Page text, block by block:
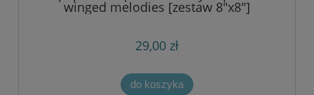
winged melodies [zestaw 8"x8"]
29,00 zł
do koszyka